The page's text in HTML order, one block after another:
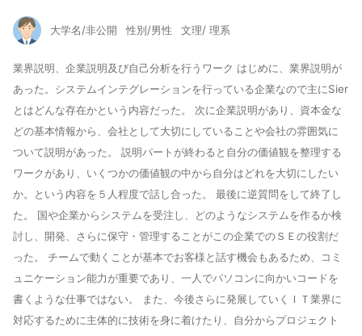
大学名/非公開 性別/男性 文理/ 理系
業界説明、企業説明及び自己分析を行うワーク はじめに、業界説明が
あった。システムインテグレーションを行っている企業なので主にSier
とはどんな存在かという内容だった。 次に企業説明があり、資本金な
どの基本情報から、会社として大切にしていることや会社の雰囲気に
ついて説明があった。 説明パートが終わると自分の価値観を整理する
ワークがあり、いくつかの価値観の中から自分はどれを大切にしたい
か。という内容を５人程度で話し合った。 最後に逆質問をして終了し
た。 国や企業からシステムを受注し、どのようなシステムを作るか検
討し、開発、さらに保守・管理することがこの企業でのＳＥの役割だ
った。 チームで動くことが基本でお客様と話す機会もあるため、コミ
ュニケーション能力が重要であり、一人でパソコンに向かいコードを
書くような仕事ではない。 また、今後さらに発展していくＩＴ業界に
対応するために主体的に技術を身に着けたり、自分からプロジェクト